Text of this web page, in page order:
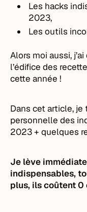
Les hacks
2023,
Les outils
Alors moi aussi,
l’édifice des
cette année !
Dans cet article,
personnelle des
2023 + quelques
Je lève
indispensables,
plus, ils coûtent 0